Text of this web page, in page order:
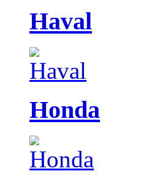
Haval
Honda